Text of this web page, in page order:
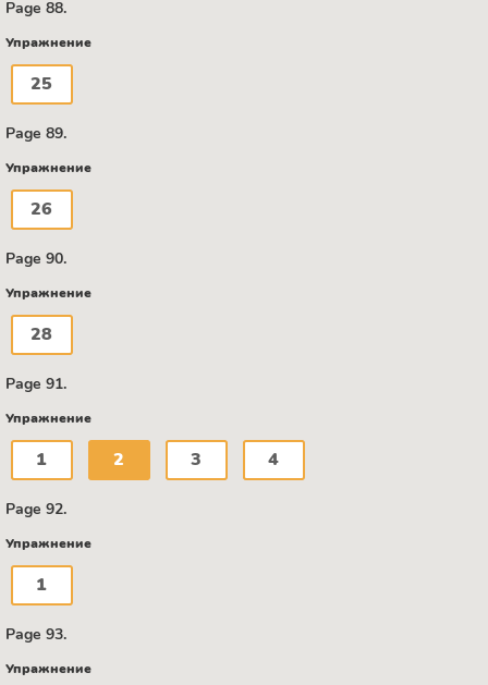
Page 88.
Упражнение
25
Page 89.
Упражнение
26
Page 90.
Упражнение
28
Page 91.
Упражнение
1 2 3 4
Page 92.
Упражнение
1
Page 93.
Упражнение